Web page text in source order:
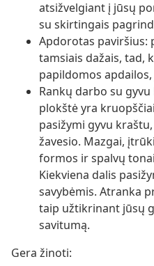
atsižvelgiant į jūsų
su skirtingais
Apdorotas paviršius:
tamsiais dažais, tad,
papildomos
Rankų darbo su
plokštė yra
pasižymi gyvu
žavesio. Mazgai,
formos ir spalvų
Kiekviena dalis
savybėmis. Atranka
taip užtikrinant jūsų
savitumą.
Gera žinoti: